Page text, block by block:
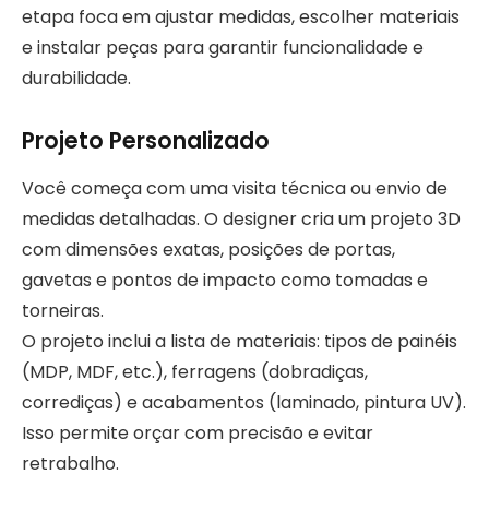
etapa foca em ajustar medidas, escolher materiais
e instalar peças para garantir funcionalidade e
durabilidade.
Projeto Personalizado
Você começa com uma visita técnica ou envio de
medidas detalhadas. O designer cria um projeto 3D
com dimensões exatas, posições de portas,
gavetas e pontos de impacto como tomadas e
torneiras.
O projeto inclui a lista de materiais: tipos de painéis
(MDP, MDF, etc.), ferragens (dobradiças,
corrediças) e acabamentos (laminado, pintura UV).
Isso permite orçar com precisão e evitar
retrabalho.